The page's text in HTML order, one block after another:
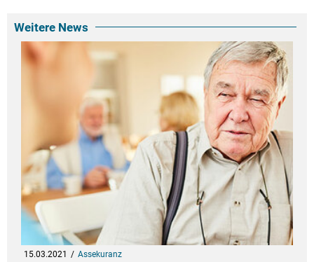
Weitere News
15.03.2021 Assekuranz